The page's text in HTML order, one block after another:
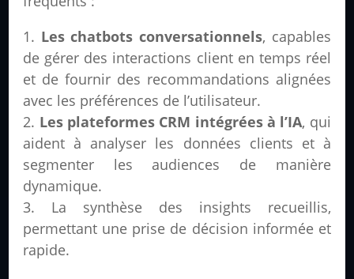
Les chatbots conversationnels, capables
de gérer des interactions client en temps réel
et de fournir des recommandations alignées
avec les préférences de l’utilisateur.
Les plateformes CRM intégrées à l’IA, qui
aident à analyser les données clients et à
segmenter les audiences de manière
dynamique.
La synthèse des insights recueillis,
permettant une prise de décision informée et
rapide.